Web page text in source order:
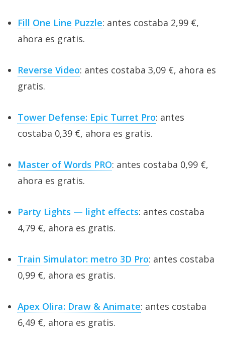
Fill One Line Puzzle: antes costaba 2,99 €,
ahora es gratis.
Reverse Video: antes costaba 3,09 €, ahora es
gratis.
Tower Defense: Epic Turret Pro: antes
costaba 0,39 €, ahora es gratis.
Master of Words PRO: antes costaba 0,99 €,
ahora es gratis.
Party Lights — light effects: antes costaba
4,79 €, ahora es gratis.
Train Simulator: metro 3D Pro: antes costaba
0,99 €, ahora es gratis.
Apex Olira: Draw & Animate: antes costaba
6,49 €, ahora es gratis.